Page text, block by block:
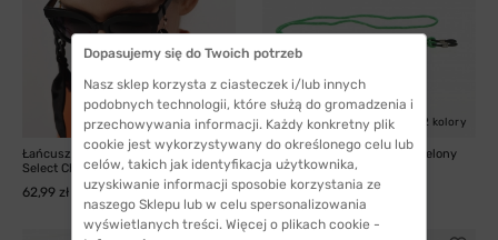
3 kolory
Łańcuszek do okularów Hayne
Select Chusta -...
62,99 zł
2 kolory
Sznureczek do okularów - zielony
8,99 zł
Dopasujemy się do Twoich potrzeb
Nasz sklep korzysta z ciasteczek i/lub innych
podobnych technologii, które służą do gromadzenia i
przechowywania informacji. Każdy konkretny plik
cookie jest wykorzystywany do określonego celu lub
celów, takich jak identyfikacja użytkownika,
uzyskiwanie informacji sposobie korzystania ze
naszego Sklepu lub w celu spersonalizowania
wyświetlanych treści. Więcej o plikach cookie -